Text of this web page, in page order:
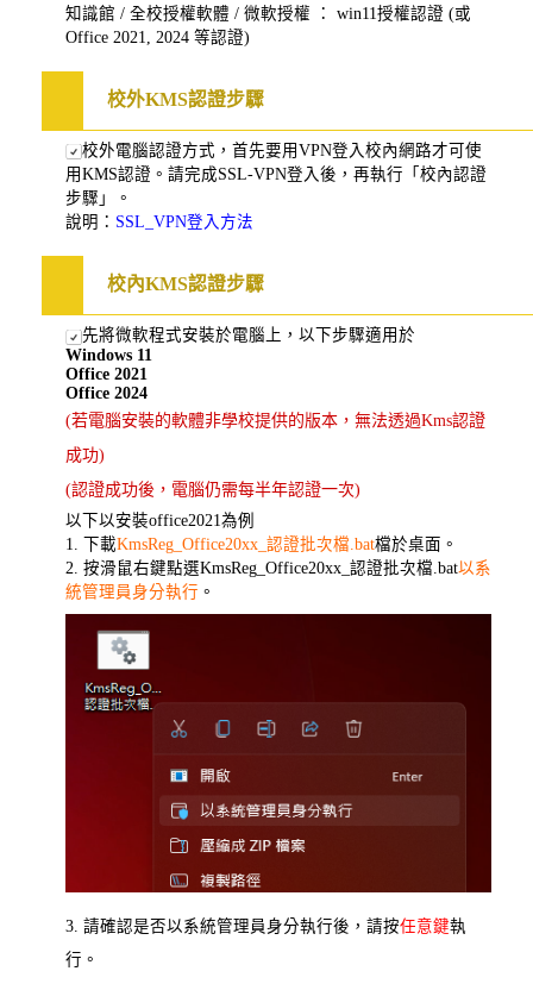
知識館 / 全校授權軟體 / 微軟授權 ： win11授權認證 (或
Office 2021, 2024 等認證)
校外KMS認證步驟
校外電腦認證方式，首先要用VPN登入校內網路才可使
用KMS認證。請完成SSL-VPN登入後，再執行「校內認證
步驟」。
說明： SSL_VPN登入方法
校內KMS認證步驟
先將微軟程式安裝於電腦上，以下步驟適用於
Windows 11
Office 2021
Office 2024
(若電腦安裝的軟體非學校提供的版本，無法透過Kms認證
成功)
(認證成功後，電腦仍需每半年認證一次)
以下以安裝office2021為例
1. 下載KmsReg_Office20xx_認證批次檔.bat檔於桌面。
2. 按滑鼠右鍵點選KmsReg_Office20xx_認證批次檔.bat以系
統管理員身分執行 。
3. 請確認是否以系統管理員身分執行後，請按任意鍵執
行。